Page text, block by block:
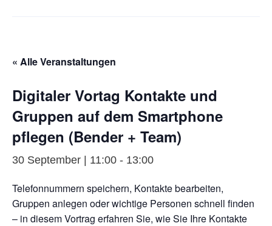
« Alle Veranstaltungen
Digitaler Vortag Kontakte und
Gruppen auf dem Smartphone
pflegen (Bender + Team)
30 September | 11:00 - 13:00
Telefonnummern speichern, Kontakte bearbeiten,
Gruppen anlegen oder wichtige Personen schnell finden
– in diesem Vortrag erfahren Sie, wie Sie Ihre Kontakte